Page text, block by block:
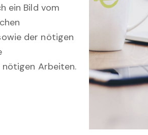
ein Bild vom
der nötigen
Arbeiten.